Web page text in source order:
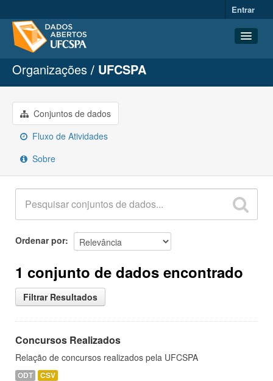
Entrar
Conjuntos de dados
Organizações
Grupos
Sobre
Organizações UFCSPA
Conjuntos de dados
Fluxo de Atividades
Sobre
Ordenar por
1 conjunto de dados encontrado
Filtrar Resultados
Concursos Realizados
Relação de concursos realizados pela UFCSPA
ODT CSV